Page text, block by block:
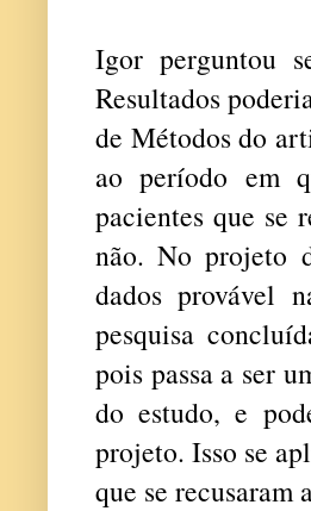
Igor perguntou
Resultados
de Métodos do
ao período em
pacientes que se
não. No projeto
dados provável
pesquisa
pois passa a ser
do estudo, e
projeto. Isso se
que se recusaram